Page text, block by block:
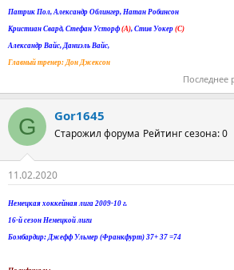
Патрик Пол, Александр Облингер, Натан Робинсон
Кристиан Свард, Стефан Усторф(A), Стив Уокер (С)
Александр Вайс, Даниэль Вайс,
Главный тренер: Дон Джексон
Последнее
G Gor1645
Старожил форума Рейтинг сезона: 0
11.02.2020
Немецкая хоккейная лига 2009-10 г.
16-й сезон Немецкой лиги
Бомбардир: Джефф Ульмер (Франкфурт) 37+ 37 =74